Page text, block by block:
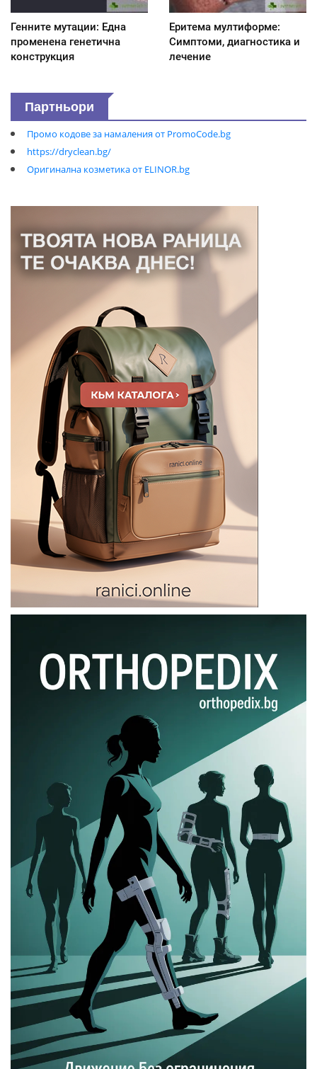
Генните мутации: Една
променена генетична
конструкция
Еритема мултиформе:
Симптоми, диагностика и
лечение
Партньори
Промо кодове за намаления от PromoCode.bg
https://dryclean.bg/
Оригинална козметика от ELINOR.bg